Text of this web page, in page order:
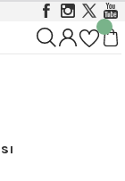
Sırları 999 - 1046
- 1305 °C
(Gloss) Sırlar